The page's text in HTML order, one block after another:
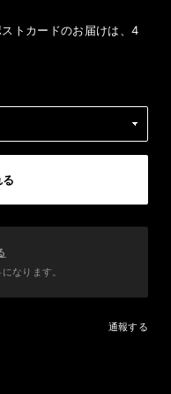
トカードのお届けは、4
なります。
通報する